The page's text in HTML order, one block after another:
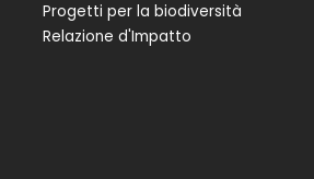
Progetti per la biodiversità
Relazione d'Impatto